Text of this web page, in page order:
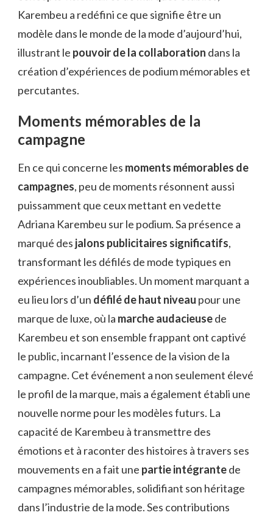
Karembeu a redéfini ce que signifie être un
modèle dans le monde de la mode d’aujourd’hui,
illustrant le pouvoir de la collaboration dans la
création d’expériences de podium mémorables et
percutantes.
Moments mémorables de la
campagne
En ce qui concerne les moments mémorables de
campagnes, peu de moments résonnent aussi
puissamment que ceux mettant en vedette
Adriana Karembeu sur le podium. Sa présence a
marqué des jalons publicitaires significatifs,
transformant les défilés de mode typiques en
expériences inoubliables. Un moment marquant a
eu lieu lors d’un défilé de haut niveau pour une
marque de luxe, où la marche audacieusede
Karembeu et son ensemble frappant ont captivé
le public, incarnant l’essence de la vision de la
campagne. Cet événement a non seulement élevé
le profil de la marque, mais a également établi une
nouvelle norme pour les modèles futurs. La
capacité de Karembeu à transmettre des
émotions et à raconter des histoires à travers ses
mouvements en a fait une partie intégrantede
campagnes mémorables, solidifiant son héritage
dans l’industrie de la mode. Ses contributions